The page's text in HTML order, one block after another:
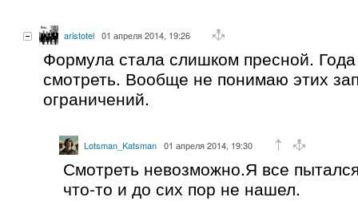
aristotel 01 апреля 2014, 19:26
Формула стала слишком пресной.
смотреть. Вообще не понимаю этих
ограничений.
Lotsman_Katsman 01 апреля 2014, 19:30
Смотреть невозможно.Я все
что-то и до сих пор не нашел.